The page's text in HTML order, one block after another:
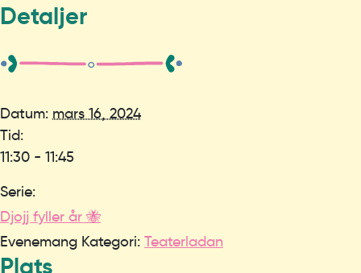
Detaljer
Datum: mars 16, 2024
Tid:
11:30 - 11:45
Serie:
Djojj fyller år 🐝
Evenemang Kategori: Teaterladan
Plats